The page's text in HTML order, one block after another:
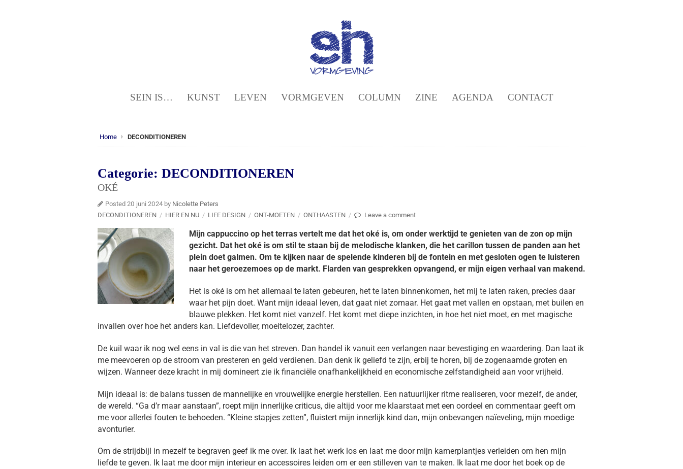
SEIN IS… KUNST LEVEN VORMGEVEN COLUMN ZINE AGENDA CONTACT
Home DECONDITIONEREN
Categorie: DECONDITIONEREN
OKÉ
Posted 20 juni 2024 by Nicolette Peters
DECONDITIONEREN / HIER EN NU / LIFE DESIGN / ONT-MOETEN / ONTHAASTEN / Leave a comment
Mijn cappuccino op het terras vertelt me dat het oké is, om onder werktijd te genieten van de zon op mijn
gezicht. Dat het oké is om stil te staan bij de melodische klanken, die het carillon tussen de panden aan het
plein doet galmen. Om te kijken naar de spelende kinderen bij de fontein en met gesloten ogen te luisteren
naar het geroezemoes op de markt. Flarden van gesprekken opvangend, er mijn eigen verhaal van makend.
Het is oké is om het allemaal te laten gebeuren, het te laten binnenkomen, het mij te laten raken, precies daar
waar het pijn doet. Want mijn ideaal leven, dat gaat niet zomaar. Het gaat met vallen en opstaan, met builen en
blauwe plekken. Het komt niet vanzelf. Het komt met diepe inzichten, in hoe het niet moet, en met magische
invallen over hoe het anders kan. Liefdevoller, moeitelozer, zachter.
De kuil waar ik nog wel eens in val is die van het streven. Dan handel ik vanuit een verlangen naar bevestiging en waardering. Dan laat ik
me meevoeren op de stroom van presteren en geld verdienen. Dan denk ik geliefd te zijn, erbij te horen, bij de zogenaamde groten en
wijzen. Wanneer deze kracht in mij domineert zie ik financiële onafhankelijkheid en economische zelfstandigheid aan voor vrijheid.
Mijn ideaal is: de balans tussen de mannelijke en vrouwelijke energie herstellen. Een natuurlijker ritme realiseren, voor mezelf, de ander,
de wereld. “Ga d’r maar aanstaan”, roept mijn innerlijke criticus, die altijd voor me klaarstaat met een oordeel en commentaar geeft om
me voor allerlei fouten te behoeden. “Kleine stapjes zetten”, fluistert mijn innerlijk kind dan, mijn onbevangen naïeveling, mijn moedige
avonturier.
Om de strijdbijl in mezelf te begraven geef ik me over. Ik laat het werk los en laat me door mijn kamerplantjes verleiden om hen mijn
liefde te geven. Ik laat me door mijn interieur en accessoires leiden om er een stilleven van te maken. Ik laat me door het boek op de